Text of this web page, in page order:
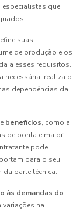
especialistas que
suas
de produção e os
a esses requisitos.
necessária, realiza o
dependências da
benefícios, como a
de ponta e maior
pode
para o seu
parte técnica.
às demandas do
variações na